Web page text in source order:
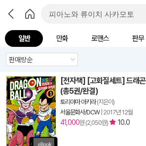
일반 만화 로맨스 판무
[전자책] [고화질세트] 드래
(총5권/완결)
토리야마 아키라(지은이)
서울문화사/DCW| 2017년 12월
41,000원 (2,050원) 10.0